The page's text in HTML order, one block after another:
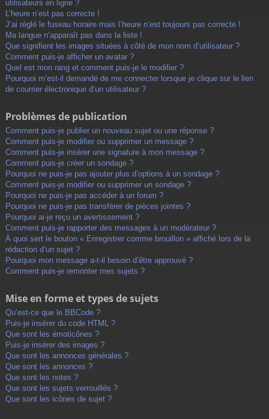
utilisateurs en ligne ?
L’heure n’est pas correcte !
J’ai réglé le fuseau horaire mais l’heure n’est toujours pas correcte !
Ma langue n’apparaît pas dans la liste !
Que signifient les images situées à côté de mon nom d’utilisateur ?
Comment puis-je afficher un avatar ?
Quel est mon rang et comment puis-je le modifier ?
Pourquoi m’est-il demandé de me connecter lorsque je clique sur le lien
de courrier électronique d’un utilisateur ?
Problèmes de publication
Comment puis-je publier un nouveau sujet ou une réponse ?
Comment puis-je modifier ou supprimer un message ?
Comment puis-je insérer une signature à mon message ?
Comment puis-je créer un sondage ?
Pourquoi ne puis-je pas ajouter plus d’options à un sondage ?
Comment puis-je modifier ou supprimer un sondage ?
Pourquoi ne puis-je pas accéder à un forum ?
Pourquoi ne puis-je pas transférer de pièces jointes ?
Pourquoi ai-je reçu un avertissement ?
Comment puis-je rapporter des messages à un modérateur ?
À quoi sert le bouton « Enregistrer comme brouillon » affiché lors de la
rédaction d’un sujet ?
Pourquoi mon message a-t-il besoin d’être approuvé ?
Comment puis-je remonter mes sujets ?
Mise en forme et types de sujets
Qu’est-ce que le BBCode ?
Puis-je insérer du code HTML ?
Que sont les émoticônes ?
Puis-je insérer des images ?
Que sont les annonces générales ?
Que sont les annonces ?
Que sont les notes ?
Que sont les sujets verrouillés ?
Que sont les icônes de sujet ?